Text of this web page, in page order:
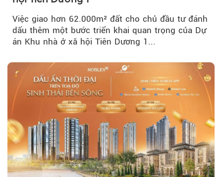
Việc giao hơn 62.000m² đất cho chủ đầu tư đánh
dấu thêm một bước triển khai quan trọng của Dự
án Khu nhà ở xã hội Tiên Dương 1...